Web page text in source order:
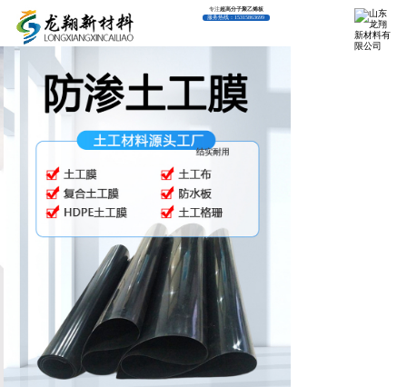
专注超高分子聚乙烯板
服务热线： 15315863699